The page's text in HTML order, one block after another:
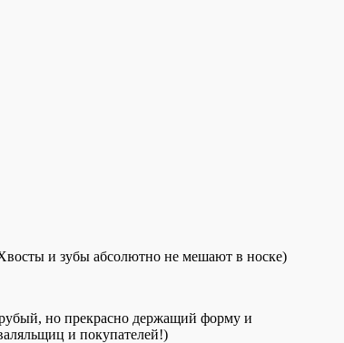
и зубы абсолютно не мешают в носке)
но прекрасно держащий форму и
и покупателей!)